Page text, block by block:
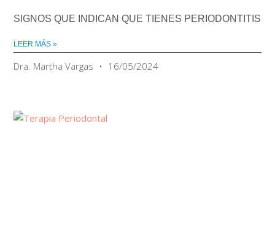
SIGNOS QUE INDICAN QUE TIENES PERIODONTITIS
LEER MÁS »
Dra. Martha Vargas 16/05/2024